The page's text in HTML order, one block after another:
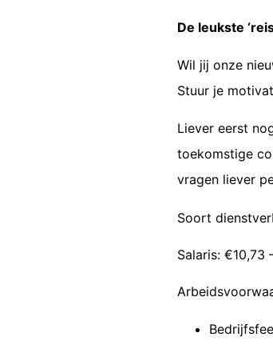
De leukste
Wil jij onze
Stuur je
Liever eerst
toekomstige
vragen liever
Soort
Salaris: €10,73